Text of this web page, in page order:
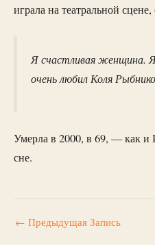
играла на театральной
Я счастливая женщина.
очень любил Коля
Умерла в 2000, в 69, — как и
сне.
← Предыдущая Запись